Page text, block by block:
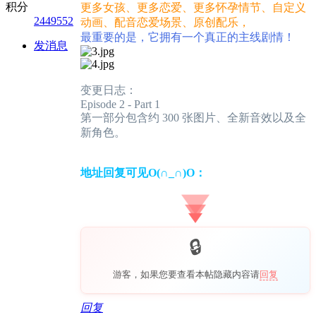
积分
2449552
发消息
更多女孩、更多恋爱、更多怀孕情节、自定义
动画、配音恋爱场景、原创配乐，
最重要的是，它拥有一个真正的主线剧情！
变更日志：
Episode 2 - Part 1
第一部分包含约 300 张图片、全新音效以及全
新角色。
地址回复可见O(∩_∩)O：
游客，如果您要查看本帖隐藏内容请回复
回复